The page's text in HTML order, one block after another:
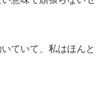
ていて、私はほんと